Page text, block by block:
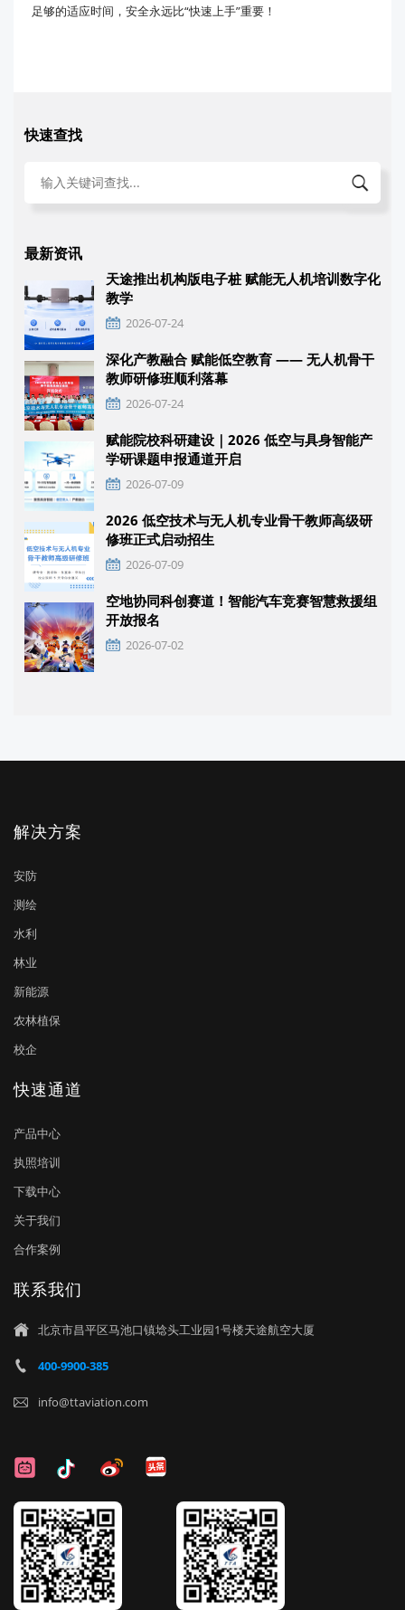
足够的适应时间，安全永远比“快速上手”重要！
快速查找
最新资讯
天途推出机构版电子桩 赋能无人机培训数字化
教学
2026-07-24
深化产教融合 赋能低空教育 —— 无人机骨干
教师研修班顺利落幕
2026-07-24
赋能院校科研建设｜2026 低空与具身智能产
学研课题申报通道开启
2026-07-09
2026 低空技术与无人机专业骨干教师高级研
修班正式启动招生
2026-07-09
空地协同科创赛道！智能汽车竞赛智慧救援组
开放报名
2026-07-02
解决方案
安防
测绘
水利
林业
新能源
农林植保
校企
快速通道
产品中心
执照培训
下载中心
关于我们
合作案例
联系我们
 北京市昌平区马池口镇埝头工业园1号楼天途航空大厦
 400-9900-385
 info@ttaviation.com